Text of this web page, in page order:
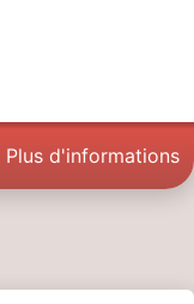
Plus d'informations